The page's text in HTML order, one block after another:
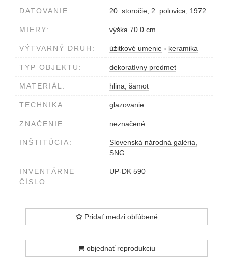
DATOVANIE: 20. storočie, 2. polovica, 1972
MIERY: výška 70.0 cm
VÝTVARNÝ DRUH: úžitkové umenie › keramika
TYP OBJEKTU: dekoratívny predmet
MATERIÁL: hlina, šamot
TECHNIKA: glazovanie
ZNAČENIE: neznačené
INŠTITÚCIA:
Slovenská národná galéria,
SNG
INVENTÁRNE
ČÍSLO:
UP-DK 590
Pridať medzi obľúbené
objednať reprodukciu